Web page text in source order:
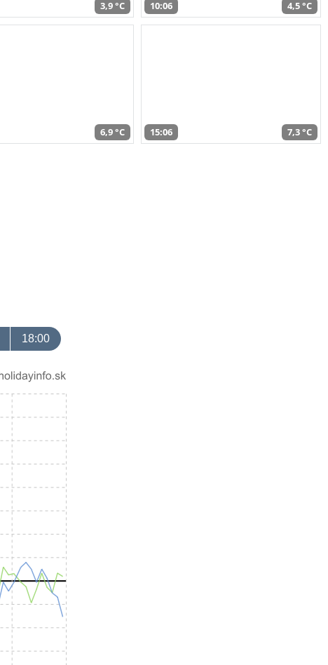
3,9 °C 10:06 4,5 °C
6,9 °C 15:06 7,3 °C
18:00